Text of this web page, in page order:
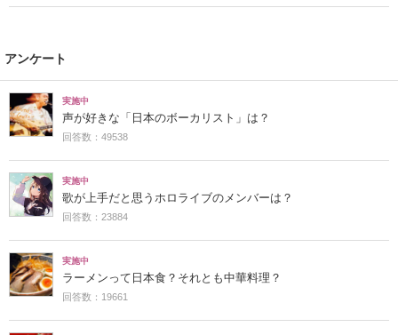
アンケート
実施中
声が好きな「日本のボーカリスト」は？
回答数：49538
実施中
歌が上手だと思うホロライブのメンバーは？
回答数：23884
実施中
ラーメンって日本食？それとも中華料理？
回答数：19661